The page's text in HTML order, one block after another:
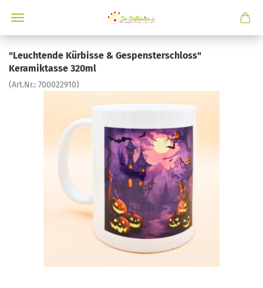
"Leuchtende Kürbisse & Gespensterschloss"
Keramiktasse 320ml
(Art.Nr.: 700022910)